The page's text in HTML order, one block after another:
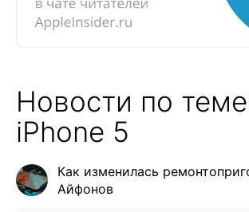
Новости по
iPhone 5
Как изменилась
Айфонов